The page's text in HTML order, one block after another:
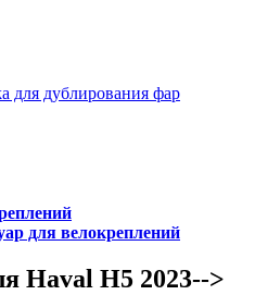
для дублирования фар
для велокреплений
Haval H5 2023-->